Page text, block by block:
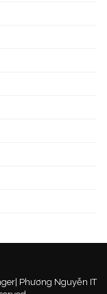
Phương Nguyễn IT